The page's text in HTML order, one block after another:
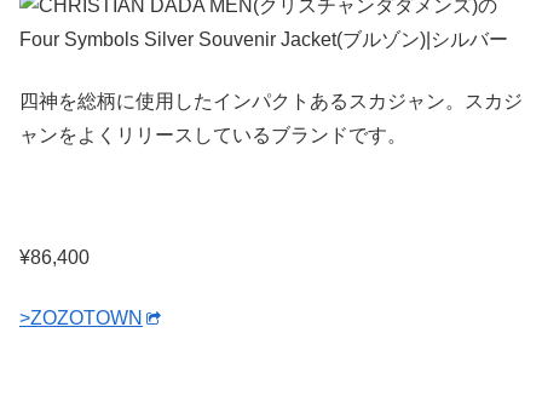
四神を総柄に使用したインパクトあるスカジャン。スカジ
ャンをよくリリースしているブランドです。
¥86,400
>ZOZOTOWN